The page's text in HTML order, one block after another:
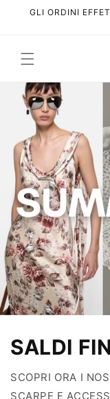
direttamente
GLI ORDINI
SALDI
SCOPRI ORA I
SCARPE E